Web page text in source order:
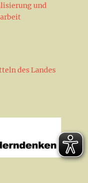
und
des Landes